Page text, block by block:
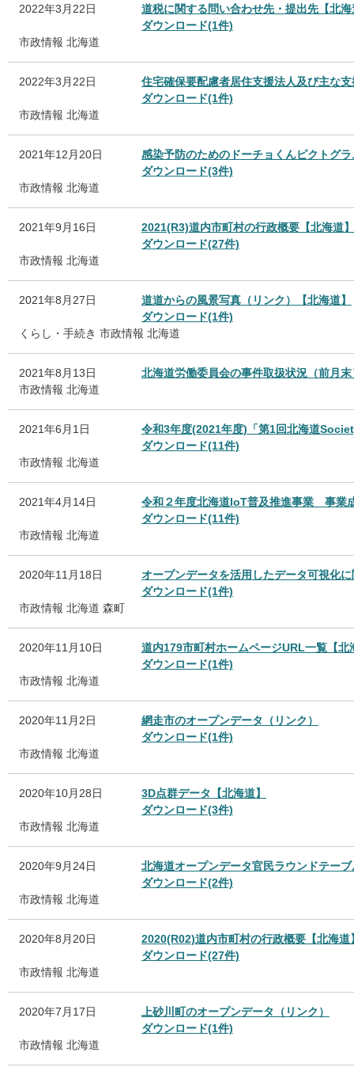
2022年3月22日
道税に関する問い合わせ先・提出先【北海
ダウンロード(1件)
市政情報 北海道
2022年3月22日
住宅確保要配慮者居住支援法人及び主な
ダウンロード(1件)
市政情報 北海道
2021年12月20日
感染予防のためのドーチョくんピクトグ
ダウンロード(3件)
市政情報 北海道
2021年9月16日
2021(R3)道内市町村の行政概要【北海道】
ダウンロード(27件)
市政情報 北海道
2021年8月27日
道道からの風景写真（リンク）【北海道】
ダウンロード(1件)
くらし・手続き 市政情報 北海道
2021年8月13日
北海道労働委員会の事件取扱状況（前月
市政情報 北海道
2021年6月1日
令和3年度(2021年度)「第1回北海道
ダウンロード(11件)
市政情報 北海道
2021年4月14日
令和２年度北海道IoT普及推進事業 事業
ダウンロード(11件)
市政情報 北海道
2020年11月18日
オープンデータを活用したデータ可視化
ダウンロード(1件)
市政情報 北海道 森町
2020年11月10日
道内179市町村ホームページURL一覧【北
ダウンロード(1件)
市政情報 北海道
2020年11月2日
網走市のオープンデータ（リンク）
ダウンロード(1件)
市政情報 北海道
2020年10月28日
3D点群データ【北海道】
ダウンロード(3件)
市政情報 北海道
2020年9月24日
北海道オープンデータ官民ラウンドテー
ダウンロード(2件)
市政情報 北海道
2020年8月20日
2020(R02)道内市町村の行政概要【北海道
ダウンロード(27件)
市政情報 北海道
2020年7月17日
上砂川町のオープンデータ（リンク）
ダウンロード(1件)
市政情報 北海道